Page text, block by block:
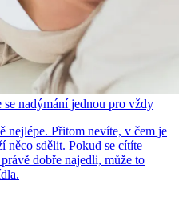
nadýmání jednou pro vždy
nejlépe. Přitom nevíte, v čem je
něco sdělit. Pokud se cítíte
dobře najedli, může to